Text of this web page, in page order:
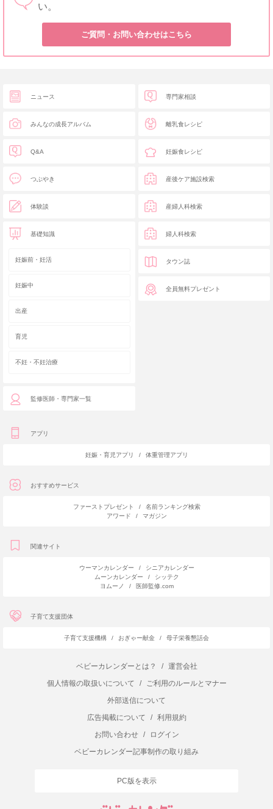
い。
ご質問・お問い合わせはこちら
ニュース
みんなの成長アルバム
Q&A
つぶやき
体験談
基礎知識
妊娠前・妊活
妊娠中
出産
育児
不妊・不妊治療
監修医師・専門家一覧
専門家相談
離乳食レシピ
妊娠食レシピ
産後ケア施設検索
産婦人科検索
婦人科検索
タウン誌
全員無料プレゼント
アプリ
妊娠・育児アプリ / 体重管理アプリ
おすすめサービス
ファーストプレゼント /
名前ランキング検索
アワード
/ マガジン
関連サイト
ウーマンカレンダー /
シニアカレンダー
ムーンカレンダー
/
シッテク
ヨムーノ
/ 医師監修.com
子育て支援団体
子育て支援機構 / おぎゃー献金 / 母子栄養懇話会
ベビーカレンダーとは？ /
運営会社
個人情報の取扱いについて
/
ご利用のルールとマナー
外部送信について
広告掲載について
/
利用規約
お問い合わせ
/
ログイン
ベビーカレンダー記事制作の取り組み
PC版を表示